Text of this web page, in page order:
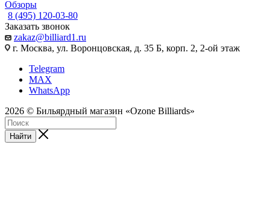
Обзоры
8 (495) 120-03-80
Заказать звонок
zakaz@billiard1.ru
г. Москва, ул. Воронцовская, д. 35 Б, корп. 2, 2-ой этаж
Telegram
MAX
WhatsApp
2026 © Бильярдный магазин «Ozone Billiards»
Найти